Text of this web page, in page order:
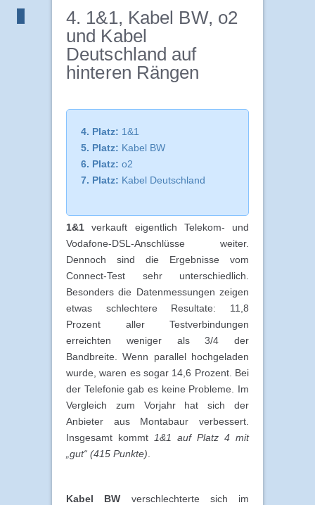
4. 1&1, Kabel BW, o2
und Kabel
Deutschland auf
hinteren Rängen
4. Platz: 1&1
5. Platz: Kabel BW
6. Platz: o2
7. Platz: Kabel Deutschland
1&1 verkauft eigentlich Telekom- und
Vodafone-DSL-Anschlüsse weiter.
Dennoch sind die Ergebnisse vom
Connect-Test sehr unterschiedlich.
Besonders die Datenmessungen zeigen
etwas schlechtere Resultate: 11,8
Prozent aller Testverbindungen
erreichten weniger als 3/4 der
Bandbreite. Wenn parallel hochgeladen
wurde, waren es sogar 14,6 Prozent. Bei
der Telefonie gab es keine Probleme. Im
Vergleich zum Vorjahr hat sich der
Anbieter aus Montabaur verbessert.
Insgesamt kommt
1&1 auf Platz 4 mit
„gut“ (415 Punkte)
Kabel BW verschlechterte sich im